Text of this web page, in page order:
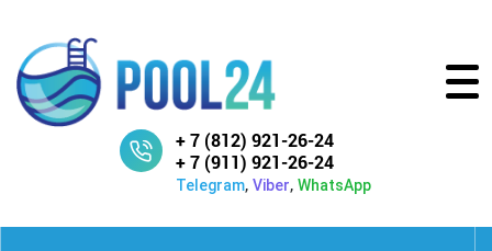
+ 7 (812) 921-26-24
+ 7 (911) 921-26-24
Telegram, Viber, WhatsApp